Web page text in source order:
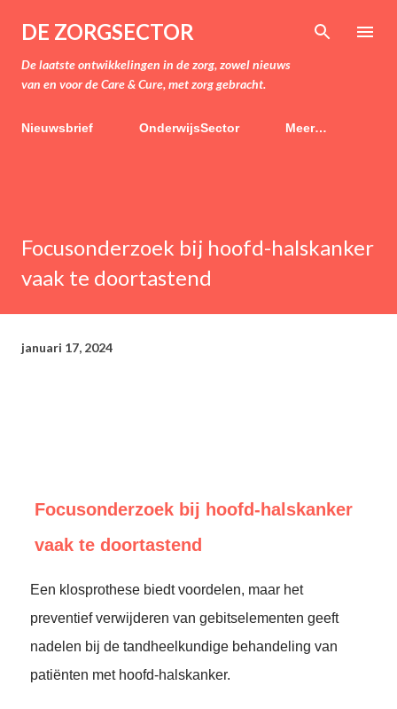
Doorgaan naar hoofdcontent
DE ZORGSECTOR
De laatste ontwikkelingen in de zorg, zowel nieuws
van en voor de Care & Cure, met zorg gebracht.
Nieuwsbrief OnderwijsSector Meer…
Focusonderzoek bij hoofd-halskanker
vaak te doortastend
januari 17, 2024
Focusonderzoek bij hoofd-halskanker
vaak te doortastend
Een klosprothese biedt voordelen, maar het
preventief verwijderen van gebitselementen geeft
nadelen bij de tandheelkundige behandeling van
patiënten met hoofd-halskanker.